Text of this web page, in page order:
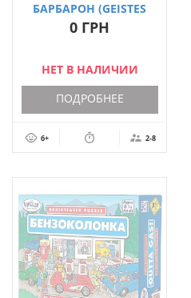
БАРБАРОН (GEISTES
BLITZ 5 VOR 12)
0 ГРН
НЕТ В НАЛИЧИИ
ПОДРОБНЕЕ
6+ 2-8